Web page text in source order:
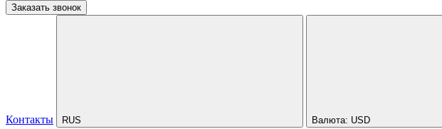
Заказать звонок
Контакты RUS Валюта: USD